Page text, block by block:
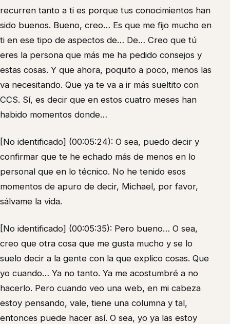
recurren tanto a ti es porque tus conocimientos han
sido buenos. Bueno, creo… Es que me fijo mucho en
ti en ese tipo de aspectos de… De… Creo que tú
eres la persona que más me ha pedido consejos y
estas cosas. Y que ahora, poquito a poco, menos las
va necesitando. Que ya te va a ir más sueltito con
CCS. Sí, es decir que en estos cuatro meses han
habido momentos donde…
[No identificado] (00:05:24): O sea, puedo decir y
confirmar que te he echado más de menos en lo
personal que en lo técnico. No he tenido esos
momentos de apuro de decir, Michael, por favor,
sálvame la vida.
[No identificado] (00:05:35): Pero bueno… O sea,
creo que otra cosa que me gusta mucho y se lo
suelo decir a la gente con la que explico cosas. Que
yo cuando… Ya no tanto. Ya me acostumbré a no
hacerlo. Pero cuando veo una web, en mi cabeza
estoy pensando, vale, tiene una columna y tal,
entonces puede hacer así. O sea, yo ya las estoy